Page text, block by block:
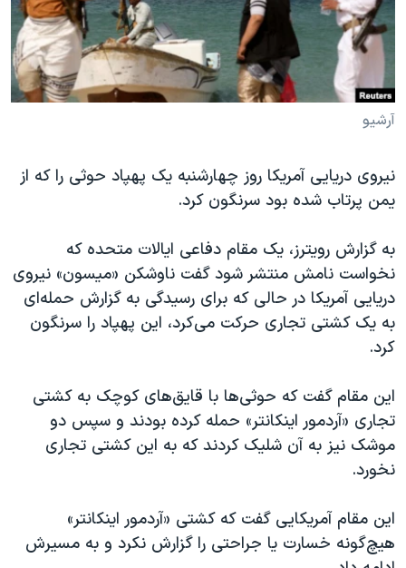
فرهنگ و زندگی
حقوق شهروندی
اقتصادی
علم و فناوری
گالری عکس
آرشیو پخش زنده
مستندها
انتخابات ریاست جمهوری آمریکا ۲۰۲۴
حمله جمهوری اسلامی به اسرائیل
رمز مهسا
اعتراضات زن، زندگی، آزادی
مجموعه مستندهای دادخواهی
تریبونال مردمی آبان ۹۸
دادگاه حمید نوری
چهل سال گروگان‌گیری
اسرائیل در جنگ
نرگس محمدی برنده جایزه نوبل صلح
همایش محافظه‌کاران آمریکا «سی‌پک»
سفر پرزیدنت ترامپ به چین
دنبال کنید
آرشیو
نیروی دریایی آمریکا روز چهارشنبه یک پهپاد حوثی را که از
یمن پرتاب شده بود سرنگون کرد.
به گزارش رویترز، یک مقام دفاعی ایالات متحده که
نخواست نامش منتشر شود گفت ناوشکن «میسون» نیروی
دریایی آمریکا در حالی که برای رسیدگی به گزارش حمله‌ای
به یک کشتی تجاری حرکت می‌کرد، این پهپاد را سرنگون
کرد.
این مقام گفت که حوثی‌ها با قایق‌های کوچک به کشتی
تجاری «آردمور اینکانتر» حمله کرده بودند و سپس دو
موشک نیز به آن شلیک کردند که به این کشتی تجاری
نخورد.
این مقام آمریکایی گفت که کشتی «آردمور اینکانتر»
هیچ‌گونه خسارت یا جراحتی را گزارش نکرد و به مسیرش